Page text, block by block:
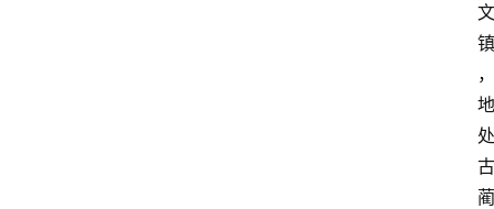
文
镇
，
地
处
古
蔺